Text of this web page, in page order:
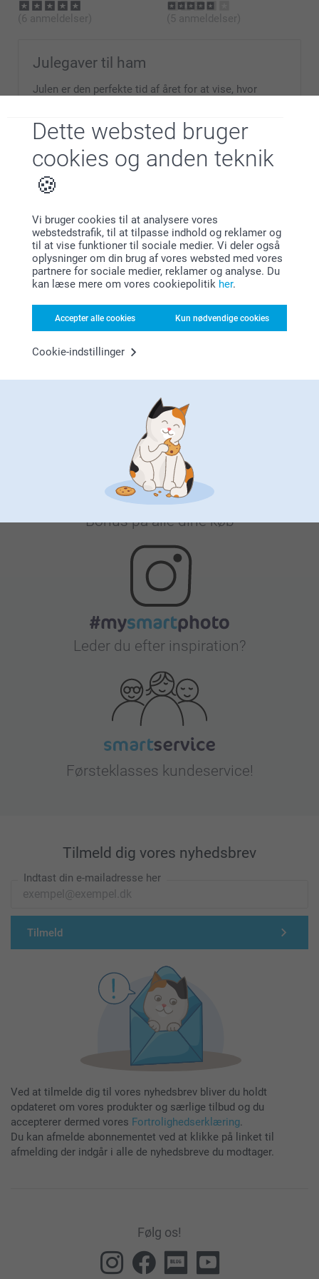
Dette websted bruger
cookies og anden teknik
Vi bruger cookies til at analysere vores
webstedstrafik, til at tilpasse indhold og reklamer og
til at vise funktioner til sociale medier. Vi deler også
oplysninger om din brug af vores websted med vores
partnere for sociale medier, reklamer og analyse. Du
kan læse mere om vores cookiepolitik her.
Accepter alle cookies Kun nødvendige cookies
Cookie-indstillinger
Whiskyglas
(6 anmeldelser) (5 anmeldelser)
Julegaver til ham
Julen er den perfekte tid af året for at vise, hvor
personlige julegaver til din far, bror eller onkel. Med
hans yndlingsbilleder, et sjovt fælles minde eller et
morsomt citat, skaber du nemt en gave til ham, som
han vil sætte pris på mange år fremover!
Hvorforsmartphoto?
Tilfreds kunde garanti
Bonus på alle dine køb
Leder du efter inspiration?
Førsteklasses kundeservice!
Tilmeld dig vores nyhedsbrev
Indtast din e-mailadresse her
Tilmeld
Ved at tilmelde dig til vores nyhedsbrev bliver du holdt
opdateret om vores produkter og særlige tilbud og du
accepterer dermed vores Fortrolighedserklæring.
Du kan afmelde abonnementet ved at klikke på linket til
afmelding der indgår i alle de nyhedsbreve du modtager.
Følg os!